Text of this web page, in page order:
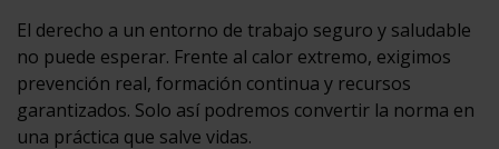
El derecho a un entorno de trabajo seguro y saludable
no puede esperar. Frente al calor extremo, exigimos
prevención real, formación continua y recursos
garantizados. Solo así podremos convertir la norma en
una práctica que salve vidas.